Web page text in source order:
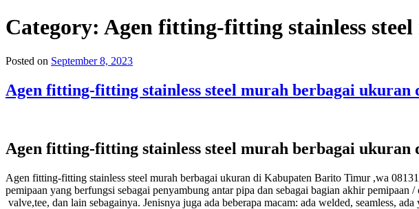
Category: Agen fitting-fitting stainless
Posted on September 8, 2023
Agen fitting-fitting stainless steel murah berbagai ukuran
Agen fitting-fitting stainless steel murah berbagai ukuran
Agen fitting-fitting stainless steel murah berbagai ukuran di Kabupaten Barito Timur ,wa
pemipaan yang berfungsi sebagai penyambung antar pipa dan sebagai bagian akhir
valve,tee, dan lain sebagainya. Jenisnya juga ada beberapa macam: ada welded, seamless,